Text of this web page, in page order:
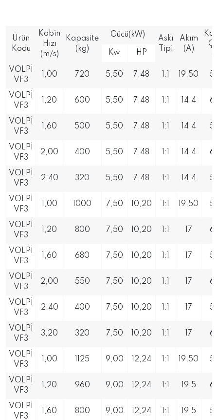
Ürün
Kodu
Kabin
Hızı
(m/s)
Kapasite
(kg)
Gücü(kW)
Askı
Tipi
Akım
(A)
Kw HP
VOLPİ
VF3
1,00 720 5,50 7,48 1:1 19,50
VOLPİ
VF3
1,20 600 5,50 7,48 1:1 14,4
VOLPİ
VF3
1,60 500 5,50 7,48 1:1 14,4
VOLPİ
VF3
2,00 400 5,50 7,48 1:1 14,4
VOLPİ
VF3
2,40 320 5,50 7,48 1:1 14,4
VOLPİ
VF3
1,00 1000 7,50 10,20 1:1 19,50
VOLPİ
VF3
1,20 800 7,50 10,20 1:1 17
VOLPİ
VF3
1,60 680 7,50 10,20 1:1 17
VOLPİ
VF3
2,00 550 7,50 10,20 1:1 17
VOLPİ
VF3
2,40 400 7,50 10,20 1:1 17
VOLPİ
VF3
3,20 320 7,50 10,20 1:1 17
VOLPİ
VF3
1,00 1125 9,00 12,24 1:1 19,50
VOLPİ
VF3
1,20 960 9,00 12,24 1:1 19,5
VOLPİ
VF3
1,60 800 9,00 12,24 1:1 19,5